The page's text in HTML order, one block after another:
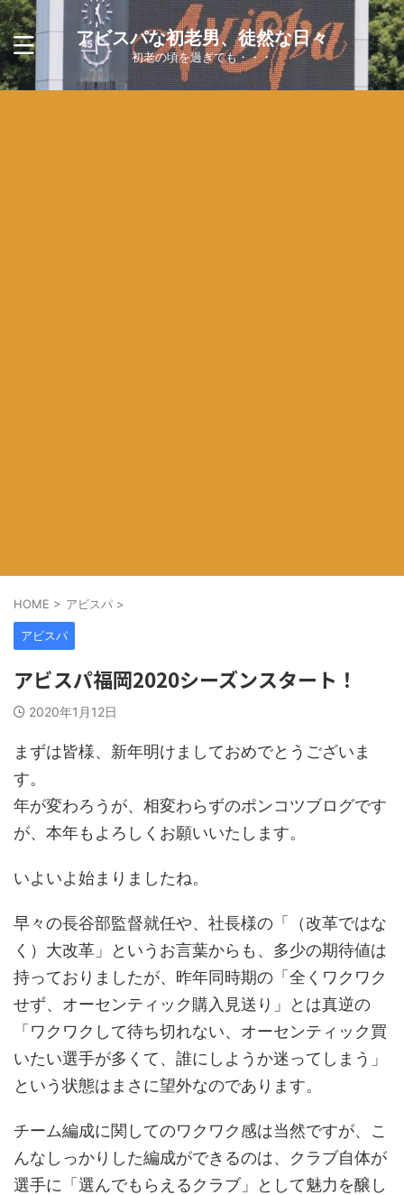
アビスパな初老男、徒然な日々
初老の頃を過ぎても・・・
HOME > アビスパ >
アビスパ
アビスパ福岡2020シーズンスタート！
2020年1月12日
まずは皆様、新年明けましておめでとうございま
す。
年が変わろうが、相変わらずのポンコツブログです
が、本年もよろしくお願いいたします。
いよいよ始まりましたね。
早々の長谷部監督就任や、社長様の「（改革ではな
く）大改革」というお言葉からも、多少の期待値は
持っておりましたが、昨年同時期の「全くワクワク
せず、オーセンティック購入見送り」とは真逆の
「ワクワクして待ち切れない、オーセンティック買
いたい選手が多くて、誰にしようか迷ってしまう」
という状態はまさに望外なのであります。
チーム編成に関してのワクワク感は当然ですが、こ
んなしっかりした編成ができるのは、クラブ自体が
選手に「選んでもらえるクラブ」として魅力を醸し